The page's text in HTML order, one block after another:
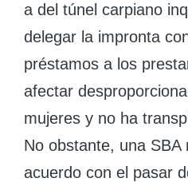
a del túnel carpiano
delegar la impronta
préstamos a los
afectar
mujeres y no ha
No obstante, una
acuerdo con el pasar